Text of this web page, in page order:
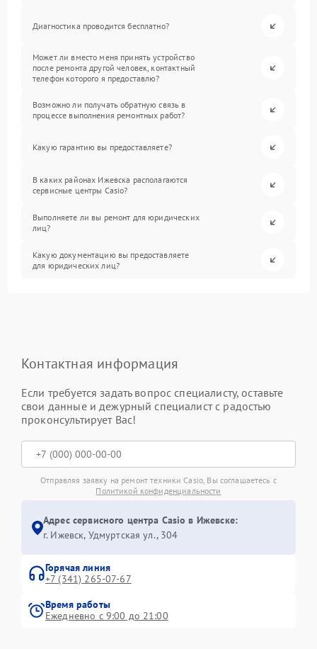
Диагностика проводится бесплатно?
Может ли вместо меня принять устройство
после ремонта другой человек, контактный
телефон которого я предоставлю?
Возможно ли получать обратную связь в
процессе выполнения ремонтных работ?
Какую гарантию вы предоставляете?
В каких районах Ижевска располагаются
сервисные центры Casio?
Выполняете ли вы ремонт для юридических
лиц?
Какую документацию вы предоставляете
для юридических лиц?
Контактная информация
Если требуется задать вопрос специалисту, оставьте
свои данные и дежурный специалист с радостью
проконсультирует Вас!
Отправляя заявку на ремонт техники Casio, Вы соглашаетесь с
Политикой конфиденциальности
Адрес сервисного центра Casio в Ижевске:
г. Ижевск, Удмуртская ул., 304
Горячая линия
+7 (341) 265-07-67
Время работы
Ежедневно с 9:00 до 21:00